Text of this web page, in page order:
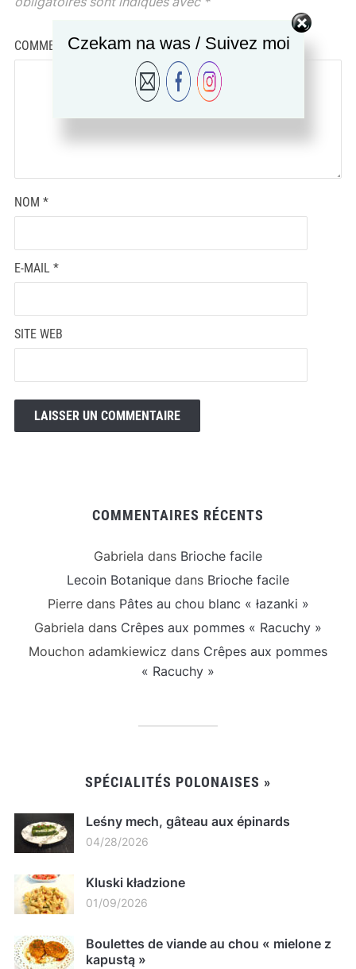
COMMENTAIRE*
NOM *
E-MAIL *
SITE WEB
COMMENTAIRES RÉCENTS
Gabriela dans Brioche facile
Lecoin Botanique dans Brioche facile
Pierredans Pâtes au chou blanc « łazanki »
Gabriela dans Crêpes aux pommes « Racuchy »
Mouchon adamkiewicz dans Crêpes aux pommes
« Racuchy »
SPÉCIALITÉS POLONAISES »
Leśny mech, gâteau aux épinards
04/28/2026
Kluski kładzione
01/09/2026
Boulettes de viande au chou « mielone z
kapustą »
Czekam na was / Suivez moi